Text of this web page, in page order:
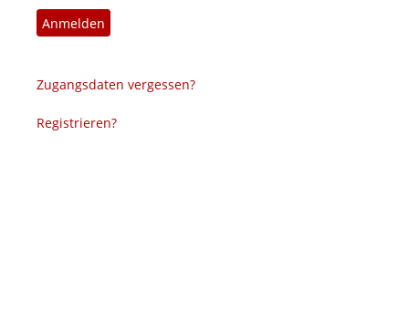
Zugangsdaten vergessen?
Registrieren?